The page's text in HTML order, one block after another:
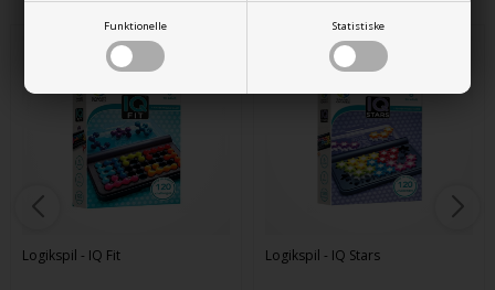
Funktionelle Statistiske
Logikspil - IQ Fit Logikspil - IQ Stars